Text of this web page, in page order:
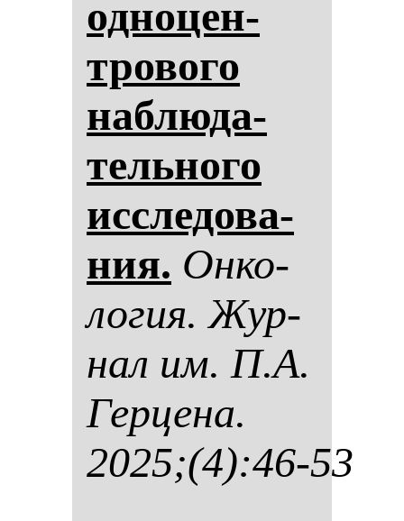
од­но­цен­
тро­во­го
наб­лю­да­
тель­но­го
ис­сле­до­ва­
ния. Он­ко­
ло­гия. Жур­
нал им. П.А.
Гер­це­на.
2025;(4):46-53